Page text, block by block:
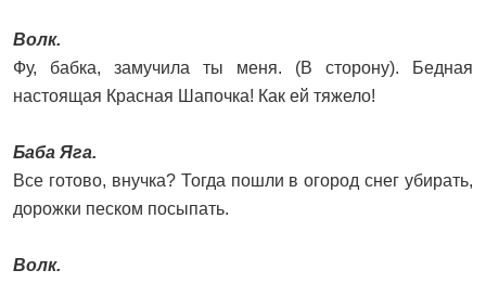
Волк.
Фу, бабка, замучила ты меня. (В сторону). Бедная
настоящая Красная Шапочка! Как ей тяжело!
Баба Яга.
Все готово, внучка? Тогда пошли в огород снег убирать,
дорожки песком посыпать.
Волк.